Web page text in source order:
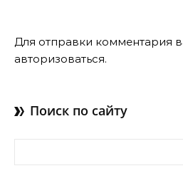
Для отправки комментария
авторизоваться.
Поиск по сайту